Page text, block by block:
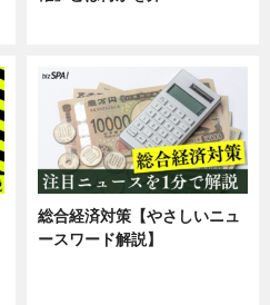
総合経済対策【やさしいニュ
ースワード解説】